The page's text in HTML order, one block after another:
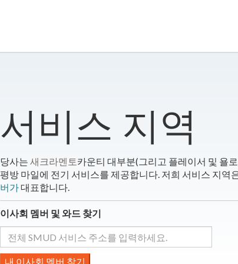
​서비스 지역
당사는 새크라멘토카운티 대부분(그리고 플레이서 및 욜
평방 마일에 전기 서비스를 제공합니다. 저희 서비스 지역
버가대표합니다.
이사회 멤버 및 와드 찾기
내 이사회 멤버 찾기